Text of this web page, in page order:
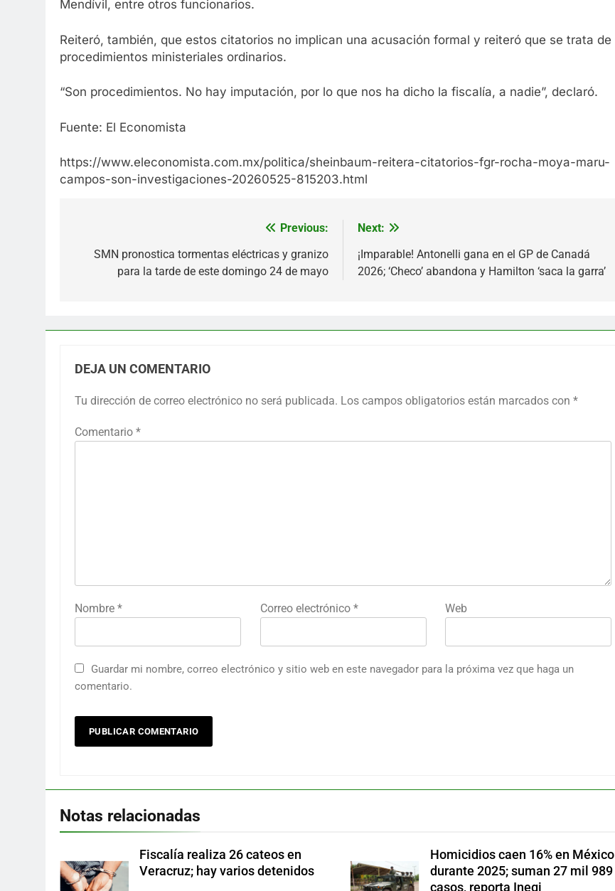
Mendívil, entre otros funcionarios.
Reiteró, también, que estos citatorios no implican una acusación formal y reiteró que se trata de
procedimientos ministeriales ordinarios.
“Son procedimientos. No hay imputación, por lo que nos ha dicho la fiscalía, a nadie”, declaró.
Fuente: El Economista
https://www.eleconomista.com.mx/politica/sheinbaum-reitera-citatorios-fgr-rocha-moya-maru-
campos-son-investigaciones-20260525-815203.html
entradas
Previous:
SMN pronostica tormentas eléctricas y granizo
para la tarde de este domingo 24 de mayo
Next:
¡Imparable! Antonelli gana en el GP de Canadá
2026; ‘Checo’ abandona y Hamilton ‘saca la garra’
DEJA UN COMENTARIO
Tu dirección de correo electrónico no será publicada. Los campos obligatorios están marcados con *
Comentario *
Nombre * Correo electrónico * Web
Guardar mi nombre, correo electrónico y sitio web en este navegador para la próxima vez que haga un
comentario.
Notas relacionadas
Fiscalía realiza 26 cateos en
Veracruz; hay varios detenidos
Homicidios caen 16% en México
durante 2025; suman 27 mil 989
casos, reporta Inegi